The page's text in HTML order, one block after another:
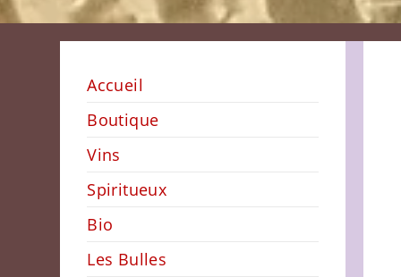
Accueil
Boutique
Vins
Spiritueux
Bio
Les Bulles